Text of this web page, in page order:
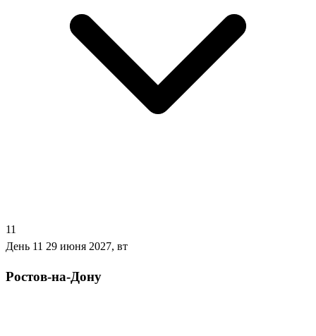
11
День 11 29 июня 2027, вт
Ростов-на-Дону